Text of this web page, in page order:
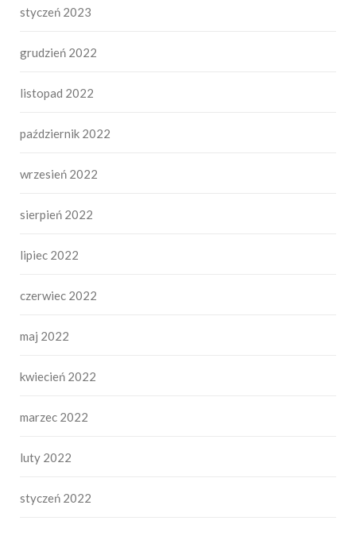
styczeń 2023
grudzień 2022
listopad 2022
październik 2022
wrzesień 2022
sierpień 2022
lipiec 2022
czerwiec 2022
maj 2022
kwiecień 2022
marzec 2022
luty 2022
styczeń 2022